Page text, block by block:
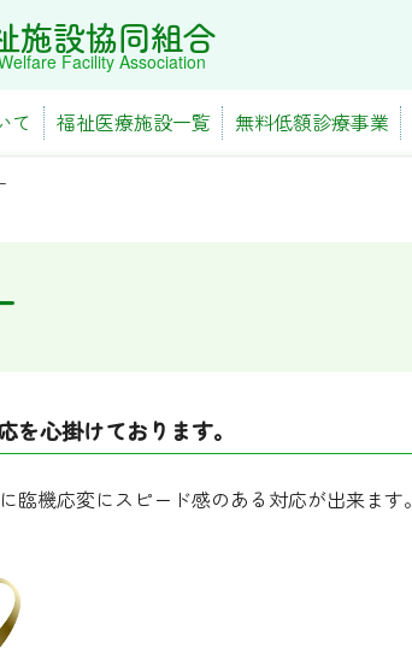
施設協同組合
Facility Association
て 福祉医療施設一覧 無料低額診療事業
を心掛けております。
臨機応変にスピード感のある対応が出来ます。